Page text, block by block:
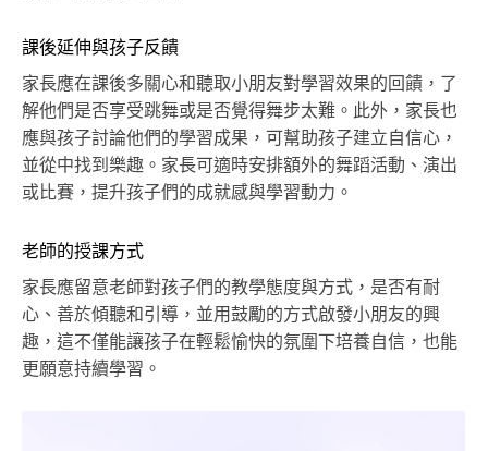
課後延伸與孩子反饋
家長應在課後多關心和聽取小朋友對學習效果的回饋，了
解他們是否享受跳舞或是否覺得舞步太難。此外，家長也
應與孩子討論他們的學習成果，可幫助孩子建立自信心，
並從中找到樂趣。家長可適時安排額外的舞蹈活動、演出
或比賽，提升孩子們的成就感與學習動力。
老師的授課方式
家長應留意老師對孩子們的教學態度與方式，是否有耐
心、善於傾聽和引導，並用鼓勵的方式啟發小朋友的興
趣，這不僅能讓孩子在輕鬆愉快的氛圍下培養自信，也能
更願意持續學習。